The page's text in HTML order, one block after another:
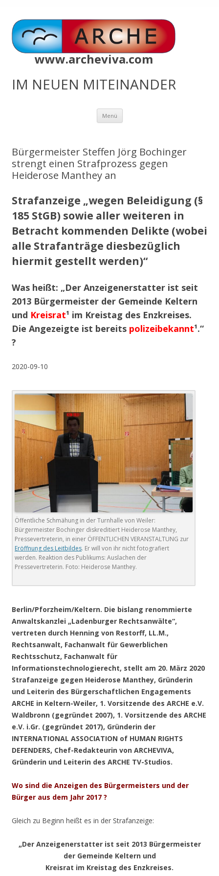
www.archeviva.com
IM NEUEN MITEINANDER
Menü Zum
springen
Bürgermeister Steffen Jörg Bochinger
strengt einen Strafprozess gegen
Heiderose Manthey an
Strafanzeige „wegen Beleidigung (§
185 StGB) sowie aller weiteren in
Betracht kommenden Delikte (wobei
alle Strafanträge diesbezüglich
hiermit gestellt werden)“
Was heißt: „Der Anzeigenerstatter ist seit
2013 Bürgermeister der Gemeinde Keltern
und Kreisrat¹ im Kreistag des Enzkreises.
Die Angezeigte ist bereits polizeibekannt¹.“
?
2020-09-10
Öffentliche Schmähung in der Turnhalle von Weiler:
Bürgermeister Bochinger diskreditiert Heiderose Manthey,
Pressevertreterin, in einer ÖFFENTLICHEN VERANSTALTUNG zur
Eröffnung des Leitbildes. Er will von ihr nicht fotografiert
werden. Reaktion des Publikums: Auslachen der
Pressevertreterin. Foto: Heiderose Manthey.
Berlin/Pforzheim/Keltern. Die bislang renommierte
Anwaltskanzlei „Ladenburger Rechtsanwälte“,
vertreten durch Henning von Restorff, LL.M.,
Rechtsanwalt, Fachanwalt für Gewerblichen
Rechtsschutz, Fachanwalt für
Informationstechnologierecht, stellt am 20. März 2020
Strafanzeige gegen Heiderose Manthey, Gründerin
und Leiterin des Bürgerschaftlichen Engagements
ARCHE in Keltern-Weiler, 1. Vorsitzende des ARCHE e.V.
Waldbronn (gegründet 2007), 1. Vorsitzende des ARCHE
e.V. i.Gr. (gegründet 2017), Gründerin der
INTERNATIONAL ASSOCIATION of HUMAN RIGHTS
DEFENDERS, Chef-Redakteurin von ARCHEVIVA,
Gründerin und Leiterin des ARCHE TV-Studios.
Wo sind die Anzeigen des Bürgermeisters und der
Bürger aus dem Jahr 2017 ?
Gleich zu Beginn heißt es in der Strafanzeige:
„Der Anzeigenerstatter ist seit 2013 Bürgermeister
der Gemeinde Keltern und
Kreisrat im Kreistag des Enzkreises.